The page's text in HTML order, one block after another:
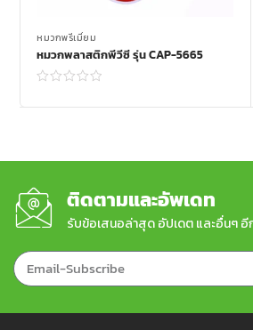
หมวกพรีเมี่ยม
หมวกพลาสติกพีวีซี รุ่น CAP-5665
Read more
ติดตามและอัพเดท
รับข้อเสนอล่าสุด อัปเดต และอื่นๆ อี